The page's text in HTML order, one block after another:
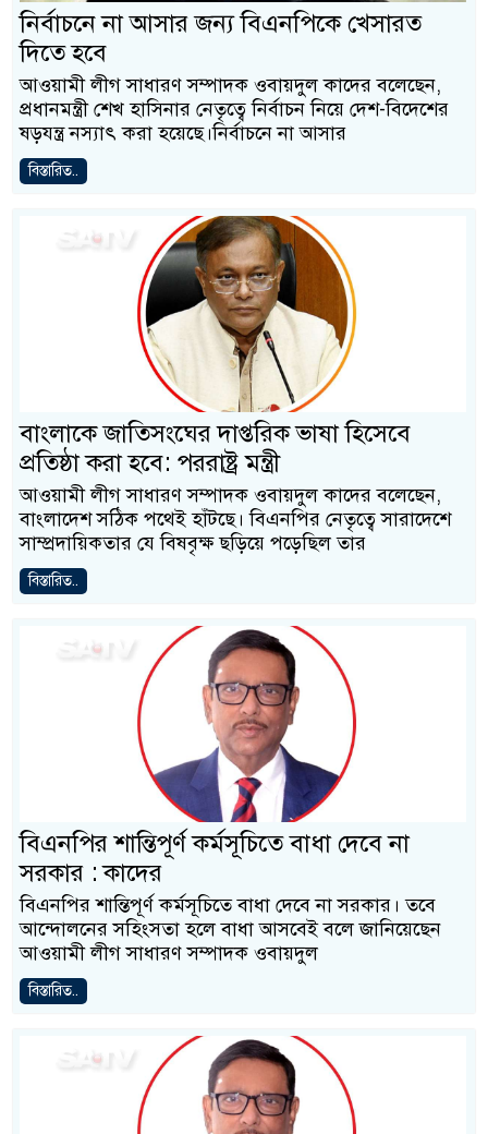
নির্বাচনে না আসার জন্য বিএনপিকে খেসারত
দিতে হবে
আওয়ামী লীগ সাধারণ সম্পাদক ওবায়দুল কাদের বলেছেন,
প্রধানমন্ত্রী শেখ হাসিনার নেতৃত্বে নির্বাচন নিয়ে দেশ-বিদেশের
ষড়যন্ত্র নস্যাৎ করা হয়েছে।নির্বাচনে না আসার
বিস্তারিত..
বাংলাকে জাতিসংঘের দাপ্তরিক ভাষা হিসেবে
প্রতিষ্ঠা করা হবে: পররাষ্ট্র মন্ত্রী
আওয়ামী লীগ সাধারণ সম্পাদক ওবায়দুল কাদের বলেছেন,
বাংলাদেশ সঠিক পথেই হাঁটছে। বিএনপির নেতৃত্বে সারাদেশে
সাম্প্রদায়িকতার যে বিষবৃক্ষ ছড়িয়ে পড়েছিল তার
বিস্তারিত..
বিএনপির শান্তিপূর্ণ কর্মসূচিতে বাধা দেবে না
সরকার : কাদের
বিএনপির শান্তিপূর্ণ কর্মসূচিতে বাধা দেবে না সরকার। তবে
আন্দোলনের সহিংসতা হলে বাধা আসবেই বলে জানিয়েছেন
আওয়ামী লীগ সাধারণ সম্পাদক ওবায়দুল
বিস্তারিত..